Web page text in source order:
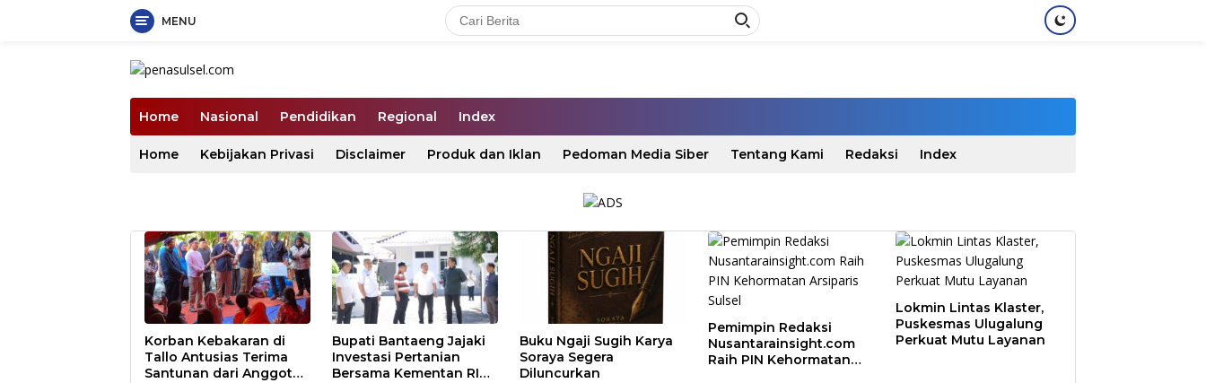
MENU
Home Nasional Pendidikan Regional Index
Home Kebijakan Privasi Disclaimer Produk dan Iklan Pedoman Media Siber Tentang Kami Redaksi Index
Korban Kebakaran di
Tallo Antusias Terima
Santunan dari Anggota
Bupati Bantaeng Jajaki
Investasi Pertanian
Bersama Kementan RI
Buku Ngaji Sugih Karya
Soraya Segera
Diluncurkan
Pemimpin Redaksi
Nusantarainsight.com
Raih PIN Kehormatan
Lokmin Lintas Klaster,
Puskesmas Ulugalung
Perkuat Mutu Layanan